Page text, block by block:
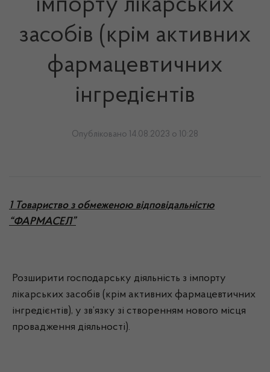
імпорту лікарських
засобів (крім активних
фармацевтичних
інгредієнтів
Опубліковано 14.08.2023 о 10:28
1 Товариство з обмеженою відповідальністю
“ФАРМАСЕЛ”
Розширити господарську діяльність з імпорту
лікарських засобів (крім активних фармацевтичних
інгредієнтів), у зв’язку зі створенням нового місця
провадження діяльності).